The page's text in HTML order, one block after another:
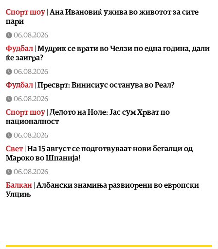
Спорт шоу Aна Ивановиќ ужива во животот за сите
пари
06.08.2026
Фудбал Мудрик се врати во Челзи по една година, дали
ќе заигра?
06.08.2026
Фудбал Пресврт: Винисиус останува во Реал?
06.08.2026
Спорт шоу Дедото на Ноле: Јас сум Хрват по
националност
06.08.2026
Свет| На 15 август се подготвуваат нови бегалци од
Мароко во Шпанија!
06.08.2026
Балкан Албански знамиња развиорени во европски
Улцињ
06.08.2026